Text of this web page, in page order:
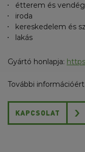
étterem és
iroda
kereskedelem és
lakás
Gyártó honlapja:
További
KAPCSOLAT